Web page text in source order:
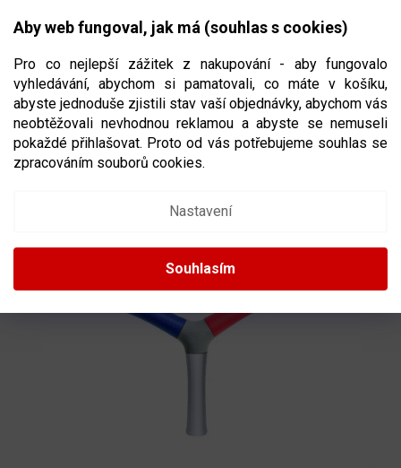
Aby web fungoval, jak má (souhlas s cookies)
Pro co nejlepší zážitek z nakupování - aby fungovalo
vyhledávání, abychom si pamatovali, co máte v košíku,
abyste jednoduše zjistili stav vaší objednávky, abychom vás
neobtěžovali nevhodnou reklamou a abyste se nemuseli
pokaždé přihlašovat. Proto od vás potřebujeme souhlas se
zpracováním souborů cookies.
Nastavení
Souhlasím
CZK
NÁKUPNÍ
HECOSTIX HAND EYE COORDINATION
TRAINERTRÉNINK REFLEXU & REAKCE